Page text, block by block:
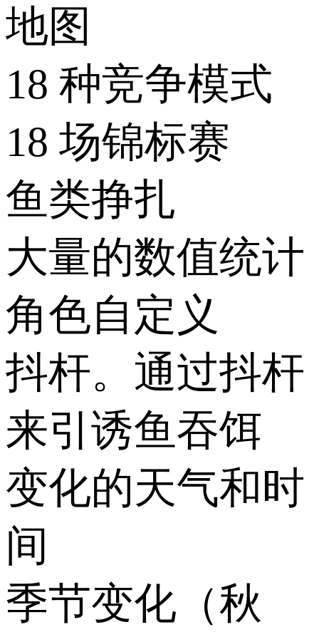
地图
18 种竞争模式
18 场锦标赛
鱼类挣扎
大量的数值统计
角色自定义
抖杆。通过抖杆
来引诱鱼吞饵
变化的天气和时
间
季节变化（秋